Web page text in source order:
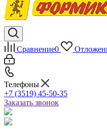
Сравнение0
Телефоны
+7 (3519) 45-50-35
Заказать звонок